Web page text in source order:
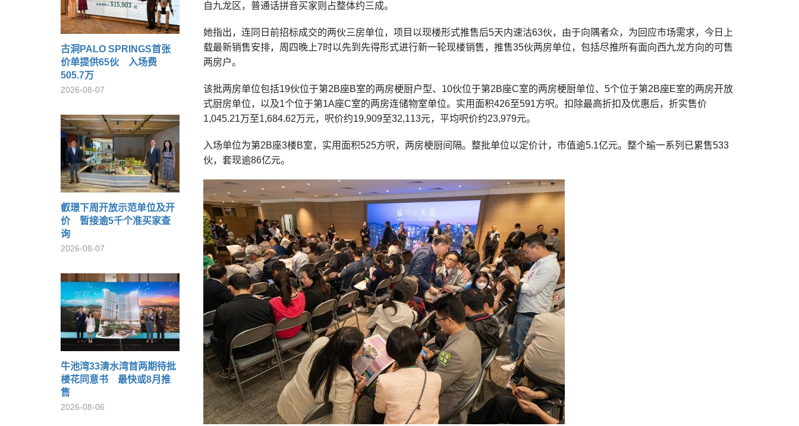
古洞PALO SPRINGS首张
价单提供65伙 入场费
505.7万
2026-08-07
叡璟下周开放示范单位及开
价 暂接逾5千个准买家查
询
2026-08-07
牛池湾33清水湾首两期待批
楼花同意书 最快或8月推
售
2026-08-06
自九龙区，普通话拼音买家则占整体约三成。
她指出，连同日前招标成交的两伙三房单位，项目以现楼形式推售后5天内速沽63伙，由于向隅者众，为回应市场需求，今日上
载最新销售安排，周四晚上7时以先到先得形式进行新一轮现楼销售，推售35伙两房单位，包括尽推所有面向西九龙方向的可售
两房户。
该批两房单位包括19伙位于第2B座B室的两房梗厨户型、10伙位于第2B座C室的两房梗厨单位、5个位于第2B座E室的两房开放
式厨房单位，以及1个位于第1A座C室的两房连储物室单位。实用面积426至591方呎。扣除最高折扣及优惠后，折实售价
1,045.21万至1,684.62万元，呎价约19,909至32,113元，平均呎价约23,979元。
入场单位为第2B座3楼B室，实用面积525方呎，两房梗厨间隔。整批单位以定价计，市值逾5.1亿元。整个瑜一系列已累售533
伙，套现逾86亿元。